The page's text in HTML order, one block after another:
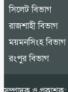
সিলেট বিভাগ
রাজশাহী বিভাগ
ময়মনসিংহ বিভাগ
রংপুর বিভাগ